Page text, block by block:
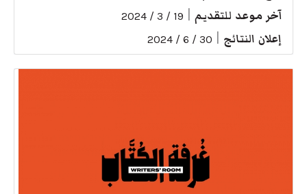
آخر موعد للتقديم 19 / 3 / 2024
إعلان النتائج 30 / 6 / 2024